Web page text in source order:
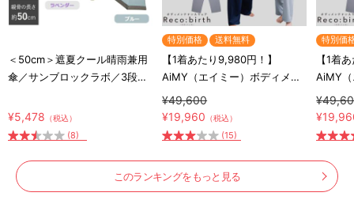
＜50cm＞遮夏クール晴雨兼用
傘／サンブロックラボ／3段コ
／紫外線対策／放射冷却
¥5,478 （税込）
(8)
特別価格 送料無料
【1着あたり9,980円！】
AiMY（エイミー）ボディメン
テナンスウェア リカバース／
長袖長ズボン／2着セット／上
下セット／リカバリーウェア
¥49,600
¥19,960 （税込）
(15)
特別価
【1着
AiMY
テナン
長袖長
下セッ
このランキングをもっと見る